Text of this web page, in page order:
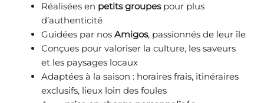
Réalisées en petits groupespour plus
d’authenticité
Guidées par nos Amigos, passionnés de leur île
Conçues pour valoriser la culture, les saveurs
et les paysages locaux
Adaptées à la saison : horaires frais, itinéraires
exclusifs, lieux loin des foules